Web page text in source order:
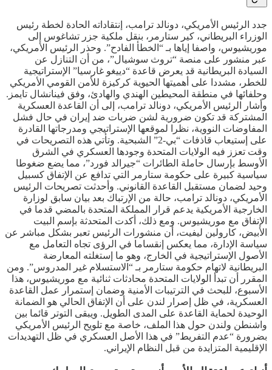
جدد الرئيس الأمريكي، دونالد ترامب، إنتقاداته الحادة لخطة رئيس
الوزراء البريطاني، كير ستارمر، بنقل ملكية جزر تشاغوس إلى
موريشيوس، واصفا إياها بـ “الخطأ الفادح”. وحذر الرئيس الأمريكي،
عبر منشور على منصة “تروث سوشيال”، من أن التنازل عن
السيادة البريطانية قد يعرض قاعدة “دييغو غارسيا” الإستراتيجية
للخطر، مشددا على أهميتها الحيوية كركيزة للأمن القومي الأمريكي
وحلفائها في منطقة المحيطين الهندي والهادئ، وفق فينانشال تايمز.
وأشار الرئيس الأمريكي، دونالد ترامب، إلى أن القاعدة العسكرية
المشتركة قد تكون ضرورية لشن ضربات ضد إيران في حال فشل
المفاوضات النووية، نظرا لموقعها الإستراتيجي ومدرجاتها القادرة
على إستيعاب قاذفات “بي-2” الشبحية. وتأتي هذه التصريحات في
وقت تعزز فيه الولايات المتحدة وجودها العسكري في الشرق
الأوسط بإرسال حاملة الطائرات “جيرالد فورد”، مما يضع ضغوطا
سياسية كبيرة على حكومة ستارمر التي تدافع عن الإتفاق كسبيل
وحيد لضمان مستقبل القاعدة القانوني. وأحدثت تصريحات الرئيس
الأمريكي، دونالد ترامب، حالة من الإرتباك بعد بيان سابق لوزارة
الخارجية الأمريكية يدعم قرار المملكة المتحدة بالمضي قدما في
الإتفاق مع موريشيوس. ومع ذلك، أكدت المتحدثة بإسم البيت
الأبيض، كارولين ليفيت، أن منشورات الرئيس تعبر بشكل مباشر عن
سياسة الإدارة، مما يعكس إنقساما في الرؤى تجاه التعامل مع
الأصول الإستراتيجية في الخارج، وهو ما إستغلته المعارضة
البريطانية لاتهام حكومة ستارمر بـ “الاستسلام غير المدروس”. ومن
المقرر أن تبدأ الولايات المتحدة محادثات ثنائية مع موريشيوس، هذا
الأسبوع، للبحث في الترتيبات الأمنية وضمان إستمرار عمل القاعدة
العسكرية، في ظل إصرار لندن على أن الإتفاق الحالي هو الضمانة
الوحيدة لحماية القاعدة على المدى الطويل. ويبقى التوتر قائما بين
واشنطن ولندن حول هذا الملف، خاصة مع تلويح الرئيس الأمريكي
بضرورة “عدم التفريط” في هذا الأصل العسكري في ظل التهديدات
الإقليمية المتزايدة من قبل النظام الإيراني.